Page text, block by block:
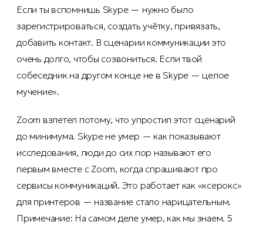
Если ты вспомнишь Skype — нужно было
зарегистрироваться, создать учётку, привязать,
добавить контакт. В сценарии коммуникации это
очень долго, чтобы созвониться. Если твой
собеседник на другом конце не в Skype — целое
мучение».
Zoom взлетел потому, что упростил этот сценарий
до минимума. Skype не умер — как показывают
исследования, люди до сих пор называют его
первым вместе с Zoom, когда спрашивают про
сервисы коммуникаций. Это работает как «ксерокс»
для принтеров — название стало нарицательным.
Примечание: На самом деле умер, как мы знаем. 5